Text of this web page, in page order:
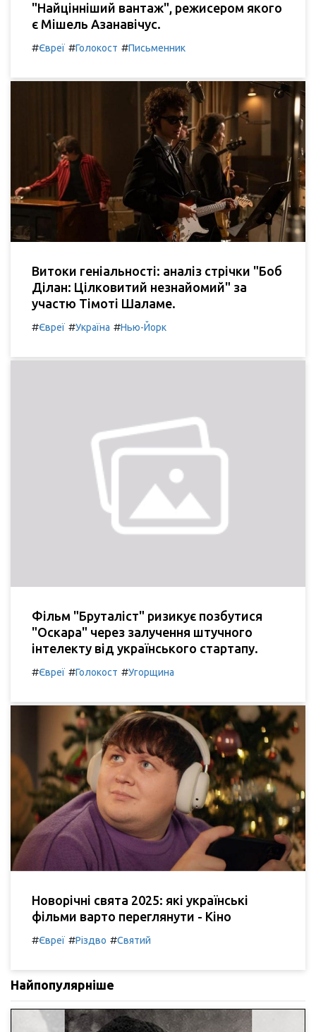
"Найцінніший вантаж", режисером якого
є Мішель Азанавічус.
#Євреї #Голокост #Письменник
Витоки геніальності: аналіз стрічки "Боб
Ділан: Цілковитий незнайомий" за
участю Тімоті Шаламе.
#Євреї #Україна #Нью-Йорк
Фільм "Бруталіст" ризикує позбутися
"Оскара" через залучення штучного
інтелекту від українського стартапу.
#Євреї #Голокост #Угорщина
Новорічні свята 2025: які українські
фільми варто переглянути - Кіно
#Євреї #Різдво #Святий
Найпопулярніше